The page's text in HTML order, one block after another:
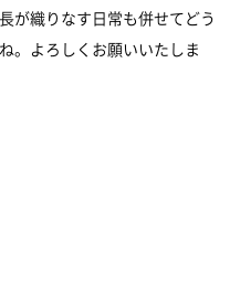
が織りなす日常も併せてどう
。よろしくお願いいたしま